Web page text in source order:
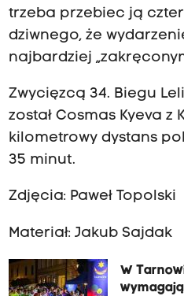
trzeba przebiec ją
dziwnego, że
najbardziej
Zwycięzcą 34. Biegu
został Cosmas Kyeva z
kilometrowy dystans
35 minut.
Zdjęcia: Paweł Topolski
Materiał: Jakub Sajdak
W